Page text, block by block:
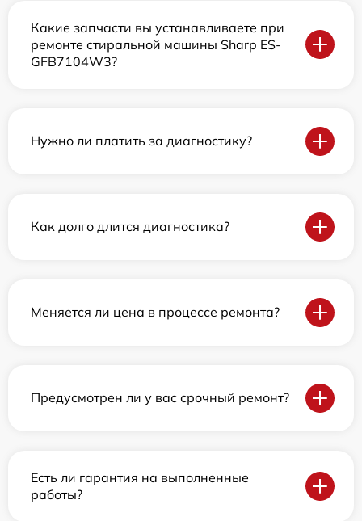
Какие запчасти вы устанавливаете при
ремонте стиральной машины Sharp ES-
GFB7104W3?
Нужно ли платить за диагностику?
Как долго длится диагностика?
Меняется ли цена в процессе ремонта?
Предусмотрен ли у вас срочный ремонт?
Есть ли гарантия на выполненные
работы?